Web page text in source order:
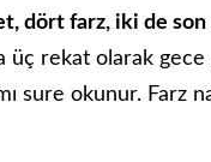
dört farz, iki de
üç rekat olarak gece
sure okunur. Farz